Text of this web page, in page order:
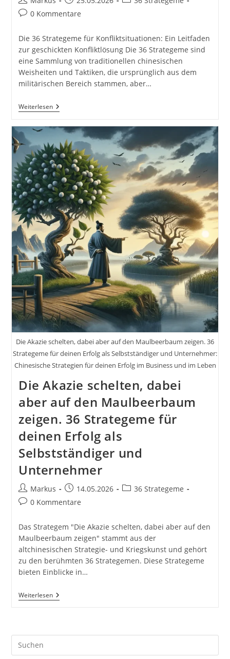
Autor:
veröffentlicht:
Beitrags-
0 Kommentare
Die 36 Strategeme für Konfliktsituationen: Ein Leitfaden
zur geschickten Konfliktlösung Die 36 Strategeme sind
eine Sammlung von traditionellen chinesischen
Weisheiten und Taktiken, die ursprünglich aus dem
militärischen Bereich stammen, aber…
WeiterlesenDie
36
Für
Konfliktsituationen:
Ein
Leitfaden
Zur
Geschickten
Konfliktlösung
Die Akazie schelten, dabei aber auf den Maulbeerbaum zeigen. 36
Strategeme für deinen Erfolg als Selbstständiger und Unternehmer:
Chinesische Strategien für deinen Erfolg im Business und im Leben
Die Akazie schelten, dabei
aber auf den Maulbeerbaum
zeigen. 36 Strategeme für
deinen Erfolg als
Selbstständiger und
Unternehmer
Beitrags-
Autor:
Markus
Beitrag
veröffentlicht:
14.05.2026
Beitrags-
36 Strategeme
Beitrags-
0 Kommentare
Das Strategem "Die Akazie schelten, dabei aber auf den
Maulbeerbaum zeigen" stammt aus der
altchinesischen Strategie- und Kriegskunst und gehört
zu den berühmten 36 Strategemen. Diese Strategeme
bieten Einblicke in…
WeiterlesenDie
Akazie
Auf